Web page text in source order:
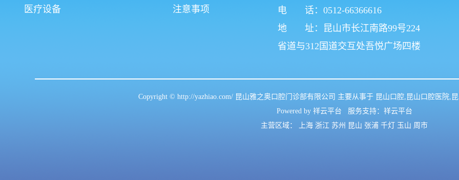
医疗设备
注意事项
电 话：0512-66366616
地 址：昆山市长江南路99号224
省道与312国道交互处吾悦广场四楼
Copyright © http://yazhiao.com/ 昆山雅之奥口腔门诊部有限公司 主要从事于 昆山口腔, 昆山口腔医院,
Powered by 祥云平台 服务支持： 祥云平台
主营区域：
上海 浙江 苏州 昆山 张浦 千灯 玉山 周市